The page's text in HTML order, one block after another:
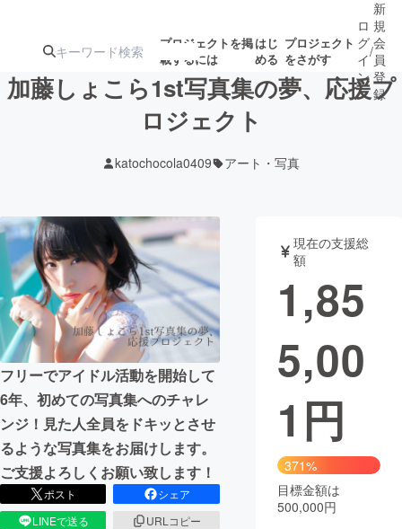
プロジェクトを掲
載するには
はじ
める
プロジェクト
をさがす
ターン
ジェクト
募集終了が近いプ
ロジェクト
アート・写真 音楽
テクノロジー・ガジェット ゲーム・サ
映像・映画
ビジネス・起業
まちづくり・地域活性化
CAMPFIRE for Social Good CAMPFIRE Creation
CAMPFIREふるさと納税
コミュニティ
ロ
グ
イ
ン
/
新
規
会
員
登
録
加藤しょこら1st写真集の夢、応援プ
ロジェクト
katochocola0409 アート・写真
フリーでアイドル活動を開始して
6年、初めての写真集へのチャレ
ンジ！見た人全員をドキッとさせ
るような写真集をお届けします。
ご支援よろしくお願い致します！
ポスト
シェア
LINEで送る
URLコピー
現在の支援総
額
1,85
5,00
1 円
371%
目標金額は
500,000円